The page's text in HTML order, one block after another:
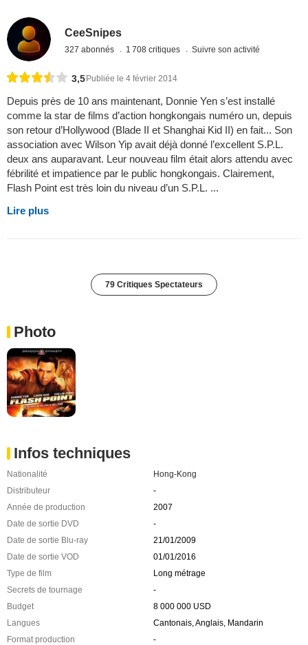
CeeSnipes
327 abonnés 1 708 critiques Suivre son activité
3,5 Publiée le 4 février 2014
Depuis près de 10 ans maintenant, Donnie Yen s’est installé
comme la star de films d’action hongkongais numéro un, depuis
son retour d’Hollywood (Blade II et Shanghai Kid II) en fait... Son
association avec Wilson Yip avait déjà donné l’excellent S.P.L.
deux ans auparavant. Leur nouveau film était alors attendu avec
fébrilité et impatience par le public hongkongais. Clairement,
Flash Point est très loin du niveau d’un S.P.L. ...
Lire plus
79 Critiques Spectateurs
Photo
Infos techniques
Nationalité
Hong-Kong
Distributeur
-
Année de production
2007
Date de sortie DVD
-
Date de sortie Blu-ray
21/01/2009
Date de sortie VOD
01/01/2016
Type de film
Long métrage
Secrets de tournage
-
Budget
8 000 000 USD
Langues
Cantonais, Anglais, Mandarin
Format production
-